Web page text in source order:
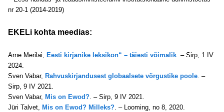
nr 20-1 (2014-2019)
EKELi kohta meedias:
Arne Merilai, Eesti kirjanike leksikon“ – täiesti võimalik. – Sirp, 1 IV
2024.
Sven Vabar, Rahvuskirjandusest globaalsete võrgustike poole. –
Sirp, 9 IV 2021.
Sven Vabar, Mis on Ewod?. – Sirp, 9 IV 2021.
Jüri Talvet, Mis on Ewod? Milleks?. – Looming, no 8, 2020.